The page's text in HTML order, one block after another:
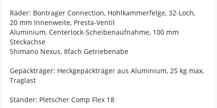
Räder: Bontrager Connection, Hohlkammerfelge, 32-Loch,
20 mm Innenweite, Presta-Ventil
Aluminium, Centerlock-Scheibenaufnahme, 100 mm
Steckachse
Shimano Nexus, 8fach Getriebenabe
Gepäckträger: Heckgepäckträger aus Aluminium, 25 kg max.
Traglast
Ständer: Pletscher Comp Flex 18